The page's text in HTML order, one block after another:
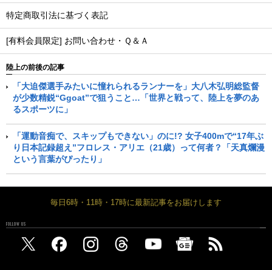
特定商取引法に基づく表記
[有料会員限定] お問い合わせ・Ｑ＆Ａ
陸上の前後の記事
「大迫傑選手みたいに憧れられるランナーを」大八木弘明総監督
が少数精鋭“Ggoat”で狙うこと…「世界と戦って、陸上を夢のあ
るスポーツに」
「運動音痴で、スキップもできない」のに!? 女子400mで“17年ぶ
り日本記録超え”フロレス・アリエ（21歳）って何者？「天真爛漫
という言葉がぴったり」
毎日6時・11時・17時に最新記事をお届けします
FOLLOW US